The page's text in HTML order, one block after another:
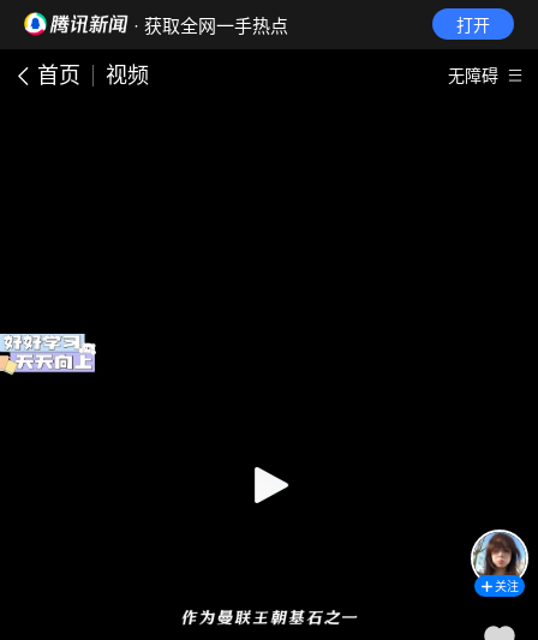
· 获取全网一手热点 打开
首页 视频 无障碍
关注